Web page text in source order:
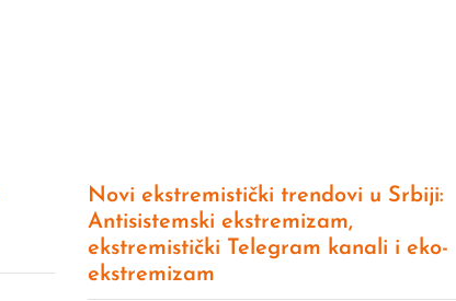
Novi ekstremistički trendovi u Srbiji:
Antisistemski ekstremizam,
ekstremistički Telegram kanali i eko-
ekstremizam